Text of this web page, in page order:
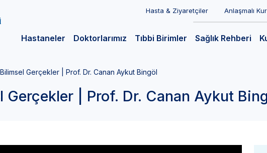
Hasta & Ziyaretçiler Anlaşmalı
Hastaneler Doktorlarımız Tıbbi Birimler Sağlık Rehberi
Gerçekler | Prof. Dr. Canan Aykut Bingöl
Gerçekler | Prof. Dr. Canan Aykut